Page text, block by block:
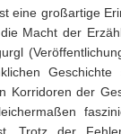
eine großartige
Macht der
Korridoren der